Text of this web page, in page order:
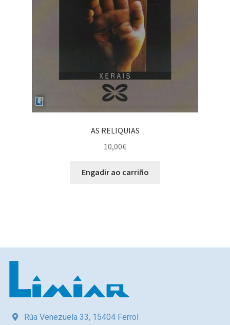
AS RELIQUIAS
10,00€
Engadir ao carriño
Rúa Venezuela 33, 15404 Ferrol